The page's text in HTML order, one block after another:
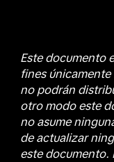
Este documento
fines
no podrán
otro modo este
no asume
de actualizar
este documento.